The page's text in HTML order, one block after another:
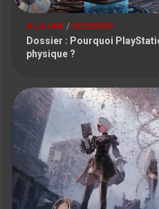
A LA UNE / DOSSIERS
Dossier : Pourquoi
physique ?